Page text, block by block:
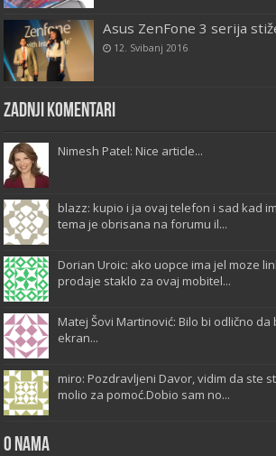
Asus ZenFone 3 serija
12. Svibanj 2016
Zadnji komentari
Nimesh Patel: Nice article...
blazz: kupio i ja ovaj telefon i sad kad
tema je obrisana na forumu il...
Dorian Uroic: ako uopce ima jel moze
prodaje staklo za ovaj mobitel...
Matej Šovi Martinović: Bilo bi odlično da
ekran...
miro: Pozdravljeni Davor, vidim da ste
molio za pomoć.Dobio sam no...
O Nama